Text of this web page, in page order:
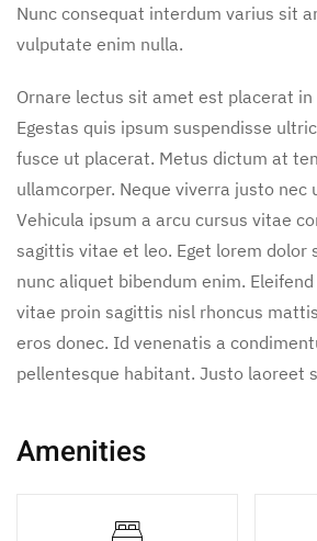
Nunc consequat interdum varius sit
vulputate enim nulla.
Ornare lectus sit amet est placerat in
Egestas quis ipsum suspendisse
fusce ut placerat. Metus dictum at
ullamcorper. Neque viverra justo nec
Vehicula ipsum a arcu cursus vitae
sagittis vitae et leo. Eget lorem dolor
nunc aliquet bibendum enim.
vitae proin sagittis nisl rhoncus
eros donec. Id venenatis a
pellentesque habitant. Justo laoreet
Amenities